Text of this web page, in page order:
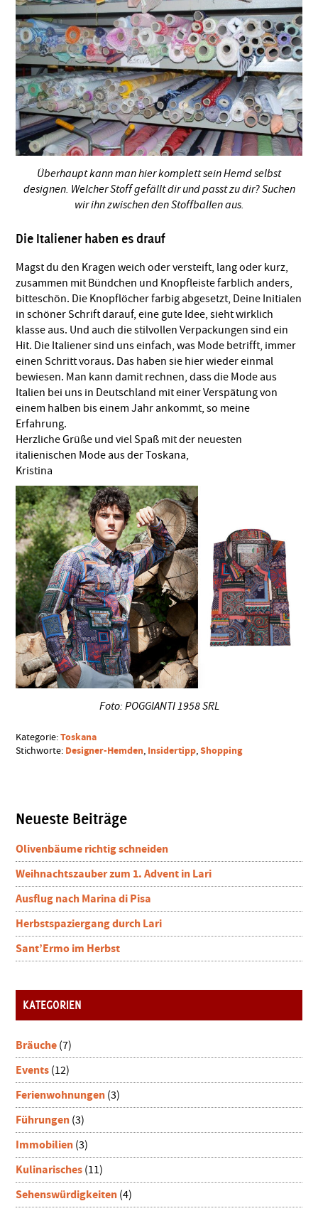
Überhaupt kann man hier komplett sein Hemd selbst
designen. Welcher Stoff gefällt dir und passt zu dir? Suchen
wir ihn zwischen den Stoffballen aus.
Die Italiener haben es drauf
Magst du den Kragen weich oder versteift, lang oder kurz,
zusammen mit Bündchen und Knopfleiste farblich anders,
bitteschön. Die Knopflöcher farbig abgesetzt, Deine Initialen
in schöner Schrift darauf, eine gute Idee, sieht wirklich
klasse aus. Und auch die stilvollen Verpackungen sind ein
Hit. Die Italiener sind uns einfach, was Mode betrifft, immer
einen Schritt voraus. Das haben sie hier wieder einmal
bewiesen. Man kann damit rechnen, dass die Mode aus
Italien bei uns in Deutschland mit einer Verspätung von
einem halben bis einem Jahr ankommt, so meine
Erfahrung.
Herzliche Grüße und viel Spaß mit der neuesten
italienischen Mode aus der Toskana,
Kristina
Foto: POGGIANTI 1958 SRL
Kategorie:Toskana
Stichworte: Designer-Hemden, Insidertipp,Shopping
Seitenspalte
Neueste Beiträge
Olivenbäume richtig schneiden
Weihnachtszauber zum 1. Advent in Lari
Ausflug nach Marina di Pisa
Herbstspaziergang durch Lari
Sant’Ermo im Herbst
KATEGORIEN
Bräuche (7)
Events (12)
Ferienwohnungen (3)
Führungen (3)
Immobilien (3)
Kulinarisches (11)
Sehenswürdigkeiten (4)